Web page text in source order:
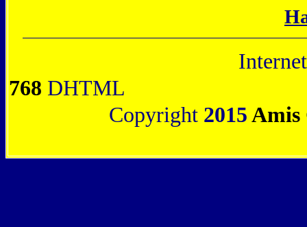
768 DHTML
Copyright 2015 Amis